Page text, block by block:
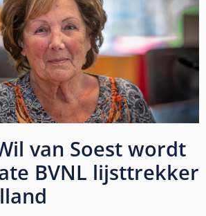
van Soest wordt
BVNL lijsttrekker